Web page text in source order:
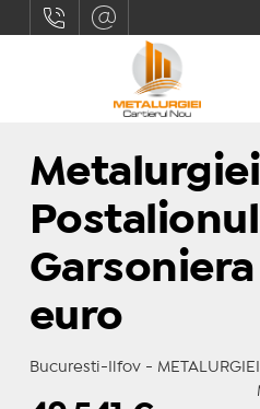
Garsoniera
euro
Bucuresti-Ilfov -